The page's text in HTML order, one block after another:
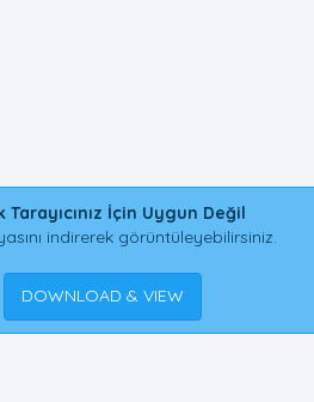
Tarayıcınız İçin Uygun Değil
indirerek görüntüleyebilirsiniz.
DOWNLOAD & VIEW